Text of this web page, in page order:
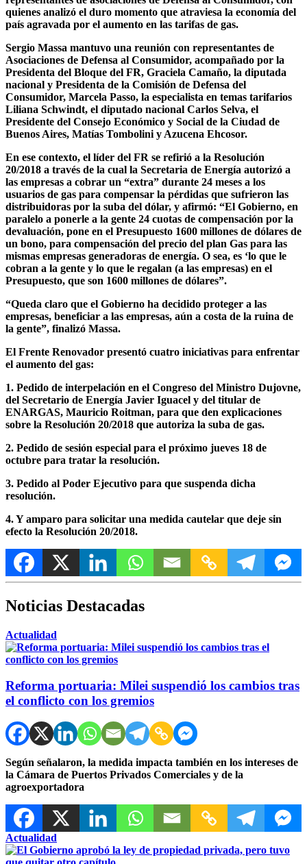
quienes analizó el duro momento que atraviesa la economía del
país agravada por el aumento en las tarifas de gas.
Sergio Massa mantuvo una reunión con representantes de
Asociaciones de Defensa al Consumidor, acompañado por la
Presidenta del Bloque del FR, Graciela Camaño, la diputada
nacional y Presidenta de la Comisión de Defensa del
Consumidor, Marcela Passo, la especialista en temas tarifarios
Liliana Schwindt, el diputado nacional Carlos Selva, el
Presidente del Consejo Económico y Social de la Ciudad de
Buenos Aires, Matías Tombolini y Azucena Ehcosor.
En ese contexto, el líder del FR se refirió a la Resolución
20/2018 a través de la cual la Secretaria de Energía autorizó a
las empresas a cobrar un “extra” durante 24 meses a los
usuarios de gas para compensar la pérdidas que sufrieron las
distribuidoras por la suba del dólar, y afirmó: “El Gobierno, en
paralelo a ponerle a la gente 24 cuotas de compensación por la
devaluación, pone en el Presupuesto 1600 millones de dólares de
un bono, para compensación del precio del plan Gas para las
mismas empresas generadoras de energía. O sea, es ‘lo que le
cobran a la gente y lo que le regalan (a las empresas) en el
Presupuesto, que son 1600 millones de dólares”.
“Queda claro que el Gobierno ha decidido proteger a las
empresas, beneficiar a las empresas, aún a costa de la ruina de
la gente”, finalizó Massa.
El Frente Renovador presentó cuatro iniciativas para enfrentar
el aumento del gas:
1. Pedido de interpelación en el Congreso del Ministro Dujovne,
del Secretario de Energía Javier Iguacel y del titular de
ENARGAS, Mauricio Roitman, para que den explicaciones
sobre la Resolución 20/2018 que autoriza la suba de gas.
2. Pedido de sesión especial para el próximo jueves 18 de
octubre para tratar la resolución.
3. Pedido al Poder Ejecutivo para que suspenda dicha
resolución.
4. Y amparo para solicitar una medida cautelar que deje sin
efecto la Resolución 20/2018.
Noticias Destacadas
Actualidad
Reforma portuaria: Milei suspendió los cambios tras
el conflicto con los gremios
Según señalaron, la medida impacta también en los intereses de
la Cámara de Puertos Privados Comerciales y de la
agroexportadora
Actualidad